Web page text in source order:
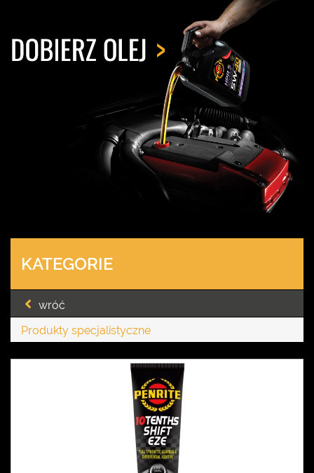
KATEGORIE
wróć
Produkty specjalistyczne